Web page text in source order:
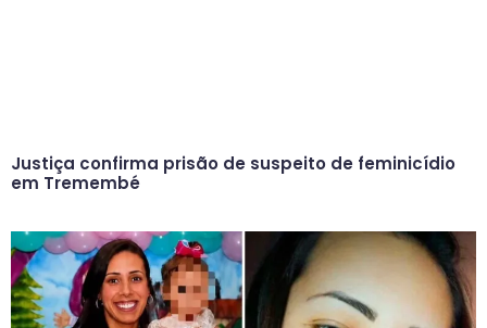
Justiça confirma prisão de suspeito de feminicídio
em Tremembé